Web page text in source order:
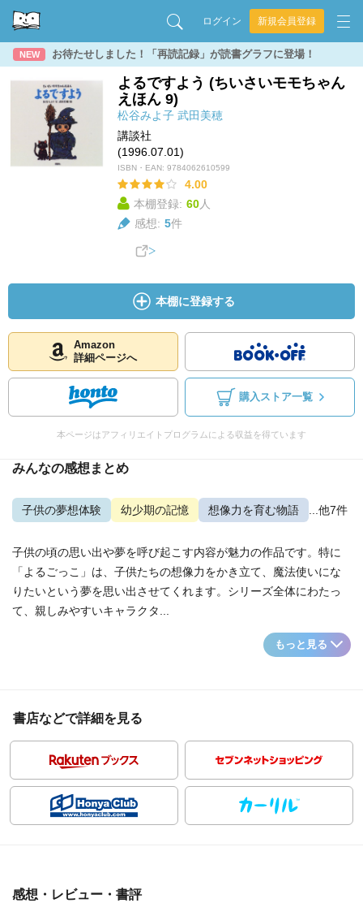
ログイン 新規会員登録
NEW お待たせしました！「再読記録」が読書グラフに登場！
よるですよう (ちいさいモモちゃん
えほん 9)
松谷みよ子 武田美穂
講談社
(1996.07.01)
ISBN・EAN: 9784062610599
4.00
本棚登録: 60人
感想: 5件
本棚に登録する
Amazon
詳細ページへ
購入ストア一覧
本ページはアフィリエイトプログラムによる収益を得ています
みんなの感想まとめ
子供の夢想体験 幼少期の記憶 想像力を育む物語 ...他7件
子供の頃の思い出や夢を呼び起こす内容が魅力の作品です。特に
「よるごっこ」は、子供たちの想像力をかき立て、魔法使いにな
りたいという夢を思い出させてくれます。シリーズ全体にわたっ
て、親しみやすいキャラクタ...
もっと見る
書店などで詳細を見る
感想・レビュー・書評